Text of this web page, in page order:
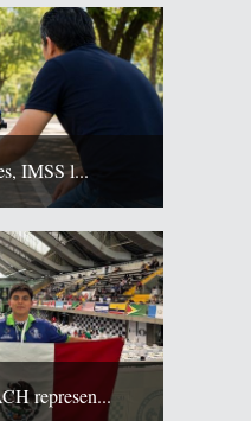
IMSS l...
represen...